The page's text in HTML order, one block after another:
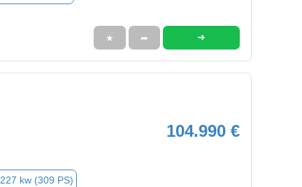
★ ➦ ➜
104.990 €
227 kw (309 PS)